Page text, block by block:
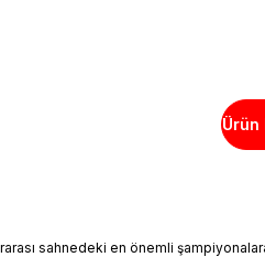
Ürün
sahnedeki en önemli